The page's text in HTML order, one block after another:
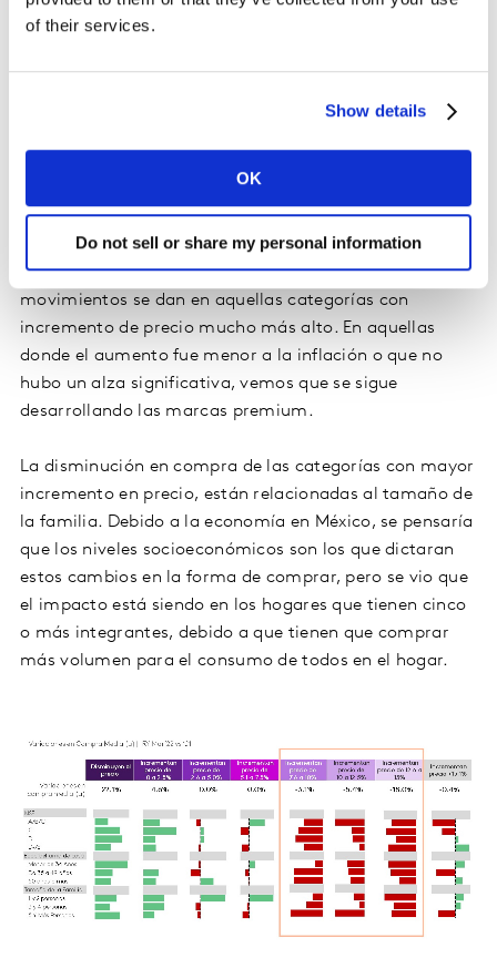
of their services.
Show details
OK
Do not sell or share my personal information
en los tamaños elegidos, tomando relevancia los
Mayoristas, tuvieron más desarrollo el último año,
Cabe mencionar que se está dando una migración de
marcas premium a marcas promedio o de éstas a
marcas blancas, es decir la de distribuidor. Estos
movimientos se dan en aquellas categorías con
incremento de precio mucho más alto. En aquellas
donde el aumento fue menor a la inflación o que no
hubo un alza significativa, vemos que se sigue
desarrollando las marcas premium.
La disminución en compra de las categorías con mayor
incremento en precio, están relacionadas al tamaño de
la familia. Debido a la economía en México, se pensaría
que los niveles socioeconómicos son los que dictaran
estos cambios en la forma de comprar, pero se vio que
el impacto está siendo en los hogares que tienen cinco
o más integrantes, debido a que tienen que comprar
más volumen para el consumo de todos en el hogar.